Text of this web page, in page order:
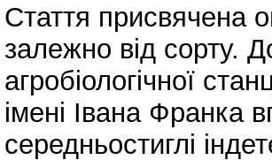
Стаття присвячена
залежно від сорту.
агробіологічної
імені Івана Франка
середньостиглі